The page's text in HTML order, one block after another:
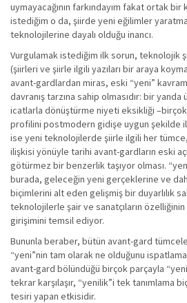
uymayacağının farkındayım fakat ortak bir
istediğim o da, şiirde yeni eğilimler
teknolojilerine dayalı olduğu inancı.
Vurgulamak istediğim ilk sorun, teknolojik
(şiirleri ve şiirle ilgili yazıları bir araya
avant-gardlardan miras, eski “yeni”
davranış tarzına sahip olmasıdır: bir
icatlarla dönüştürme niyeti eksikliği
profilini postmodern gidişe uygun şekilde
ise yeni teknolojilerde şiirle ilgili her tümce,
ilişkisi yönüyle tarihi avant-gardların eski
götürmez bir benzerlik taşıyor olması.
burada, geleceğin yeni gerçeklerine ve
biçimlerini alt eden gelişmiş bir duyarlılık
teknolojilerle şair ve sanatçıların özelliğinin
girişimini temsil ediyor.
Bununla beraber, bütün avant-gard
“yeni”nin tam olarak ne olduğunu
avant-gard bölündüğü birçok parçayla
tekrar karşılaşır, “yenilik”i tek tanımlama
tesiri yapan etkisidir.